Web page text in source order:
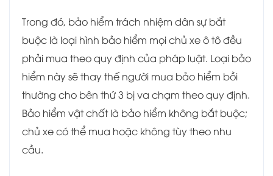
Trong đó, bảo hiểm trách nhiệm dân sự bắt
buộc là loại hình bảo hiểm mọi chủ xe ô tô đều
phải mua theo quy định của pháp luật. Loại bảo
hiểm này sẽ thay thế người mua bảo hiểm bồi
thường cho bên thứ 3 bị va chạm theo quy định.
Bảo hiểm vật chất là bảo hiểm không bắt buộc;
chủ xe có thể mua hoặc không tùy theo nhu
cầu.